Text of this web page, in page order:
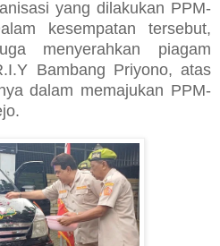
yang dilakukan PPM-
kesempatan tersebut,
menyerahkan piagam
Bambang Priyono, atas
dalam memajukan PPM-